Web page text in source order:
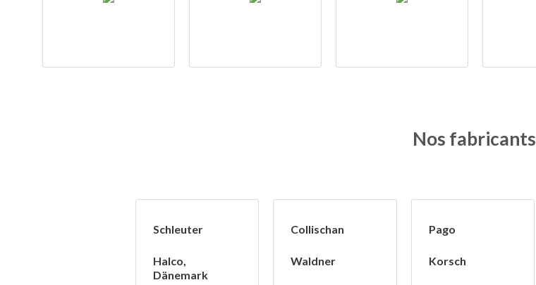
Nos fabricants
Schleuter
Halco,
Dänemark
Collischan
Waldner
Pago
Korsch